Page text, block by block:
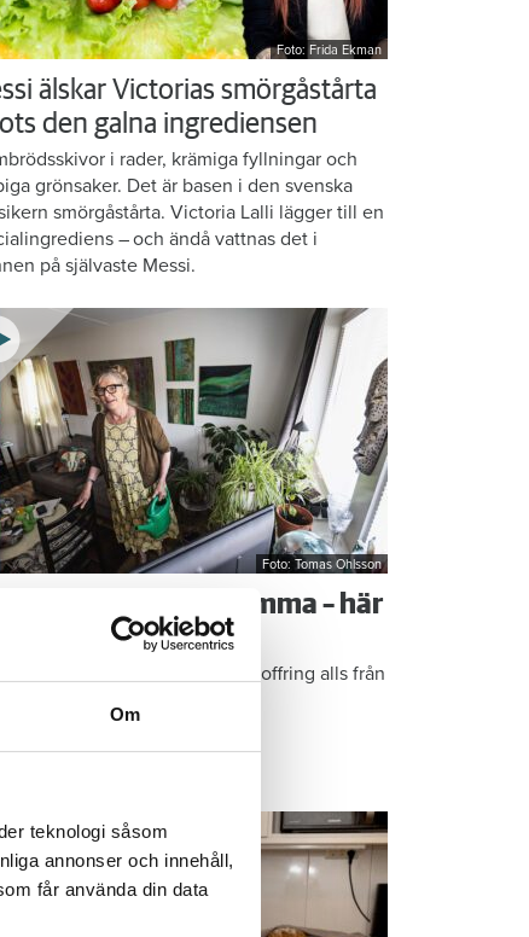
Om
teknologi såsom
annonser och innehåll,
får använda din data
Foto: Frida Ekman
älskar Victorias smörgåstårta
den galna ingrediensen
i rader, krämiga fyllningar och
grönsaker. Det är basen i den svenska
smörgåstårta. Victoria Lalli lägger till en
– och ändå vattnas det i
på självaste Messi.
Foto: Tomas Ohlsson
sparar du vatten hemma – här
Kristins bästa tips
är enkla: ”Det är ingen uppoffring alls från